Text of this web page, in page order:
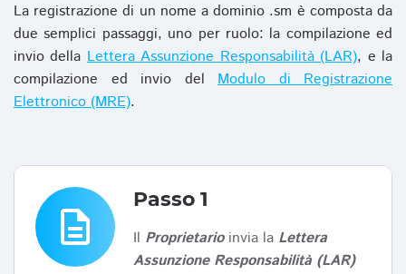
La registrazione di un nome a dominio .sm è composta da
due semplici passaggi, uno per ruolo: la compilazione ed
invio dellaLettera Assunzione Responsabilità (LAR), e la
compilazione ed invio del Modulo di Registrazione
Elettronico (MRE).
description
Passo 1
Il Proprietarioinvia la Lettera
Assunzione Responsabilità (LAR)